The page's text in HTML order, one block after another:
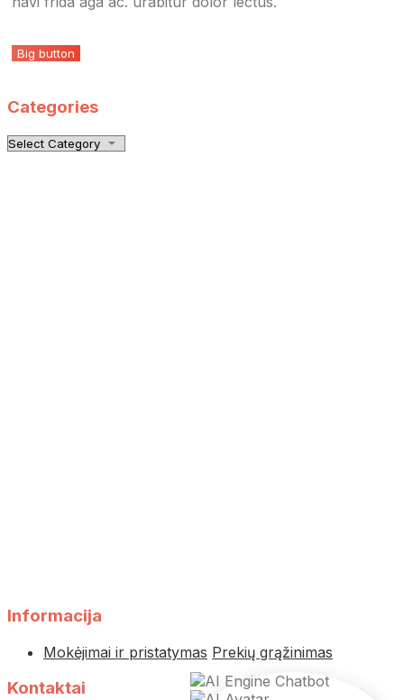
Big button
Categories
Categories
Informacija
Mokėjimai ir pristatymas Prekių grąžinimas
Kontaktai